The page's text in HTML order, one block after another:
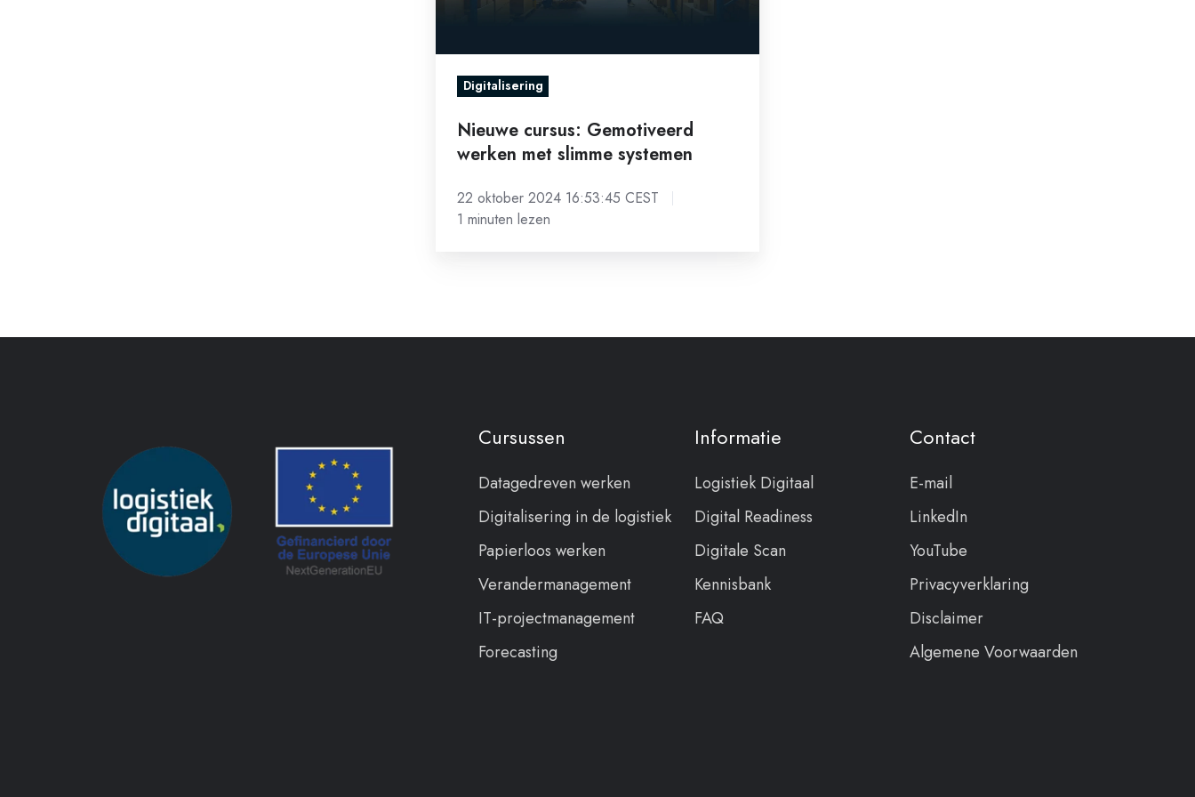
systemen
Digitalisering
Nieuwe cursus: Gemotiveerd
werken met slimme systemen
22 oktober 2024 16:53:45 CEST
1 minuten lezen
Cursussen
Datagedreven werken
Digitalisering in de logistiek
Papierloos werken
Verandermanagement
IT-projectmanagement
Forecasting
Informatie
Logistiek Digitaal
Digital Readiness
Digitale Scan
Kennisbank
FAQ
Contact
E-mail
LinkedIn
YouTube
Privacyverklaring
Disclaimer
Algemene Voorwaarden